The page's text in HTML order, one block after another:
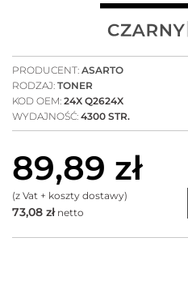
PRODUCENT: ASARTO
RODZAJ: TONER
KOD OEM: 24X Q2624X
WYDAJNOŚĆ: 4300 STR.
89,89 zł
(z Vat + koszty dostawy)
73,08 złnetto